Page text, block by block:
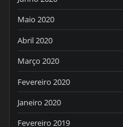
Maio 2020
Abril 2020
Março 2020
Fevereiro 2020
Janeiro 2020
Fevereiro 2019